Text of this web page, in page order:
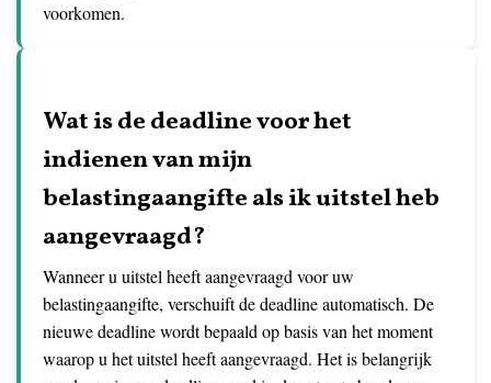
voorkomen.
Wat is de deadline voor het
indienen van mijn
belastingaangifte als ik uitstel heb
aangevraagd?
Wanneer u uitstel heeft aangevraagd voor uw
belastingaangifte, verschuift de deadline automatisch. De
nieuwe deadline wordt bepaald op basis van het moment
waarop u het uitstel heeft aangevraagd. Het is belangrijk